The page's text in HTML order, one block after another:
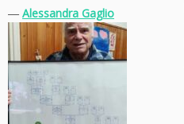
― Alessandra Gaglio